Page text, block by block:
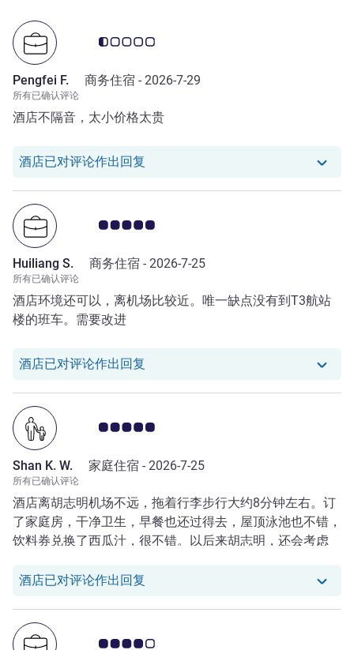
客户意见评级 0.5/5
Pengfei F. 商务住宿 - 2026-7-29
所有已确认评论
酒店不隔音，太小价格太贵
酒店已对评论作出回复 我们酒店已对 Pengfei F. 的评论作出
客户意见评级 5.0/5
Huiliang S. 商务住宿 - 2026-7-25
所有已确认评论
酒店环境还可以，离机场比较近。唯一缺点没有到T3航站
楼的班车。需要改进
酒店已对评论作出回复 我们酒店已对 Huiliang S. 的评论作
客户意见评级 5.0/5
Shan K. W. 家庭住宿 - 2026-7-25
所有已确认评论
酒店离胡志明机场不远，拖着行李步行大约8分钟左右。订
了家庭房，干净卫生，早餐也还过得去，屋顶泳池也不错，
饮料券兑换了西瓜汁，很不错。以后来胡志明，还会考虑
酒店已对评论作出回复 我们酒店已对 Shan K. W. 的评论作
客户意见评级 4.0/5